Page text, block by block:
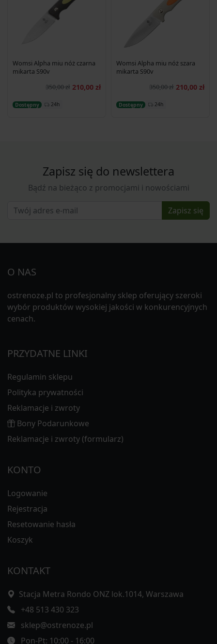
Womsi Alpha miu nóż czarna
mikarta S90v
350,00 zł 210,00 zł
Dostępny 24h
Dodaj do koszyka
Womsi Alpha miu nóż szara
mikarta S90v
350,00 zł 210,00 zł
Dostępny 24h
Dodaj do koszyka
Zapisz się do newslettera
Bądź na bieżąco z promocjami i nowościami
Zapisz się
O NAS
ostrenoze.pl to profesjonalny sklep oferujący szeroki
wybór produktów wysokiej jakości w konkurencyjnych
cenach.
PRZYDATNE LINKI
Regulamin sklepu
Polityka prywatności
Reklamacje i zwroty
Bony Podarunkowe
Reklamacje i zwroty (formularz)
KONTO
Logowanie
Rejestracja
Resetowanie hasła
Koszyk
KONTAKT
Stacja Metra Rondo ONZ lok.1014, Warszawa
+48 513 430 323
sklep@ostrenoze.pl
Pon-Pt: 10:00 - 16:00